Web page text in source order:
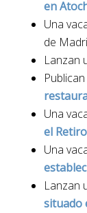
en
Una
de
Lanzan
Una
el
Una
Lanzan
situado